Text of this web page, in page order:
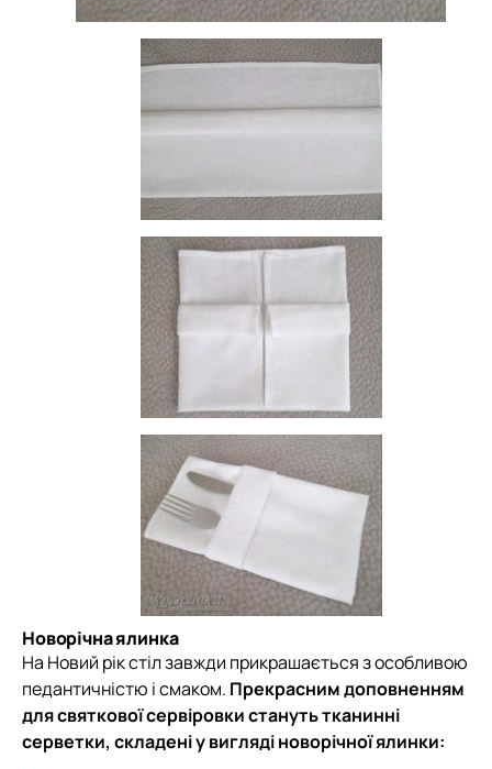
Новорічна ялинка
На Новий рік стіл завжди прикрашається з особливою
педантичністю і смаком. Прекрасним доповненням
для святкової сервіровки стануть тканинні
серветки, складені у вигляді новорічної ялинки: